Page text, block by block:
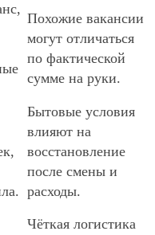
Похожие вакансии
могут отличаться
по фактической
сумме на руки.
Бытовые условия
влияют на
восстановление
после смены и
расходы.
Чёткая логистика